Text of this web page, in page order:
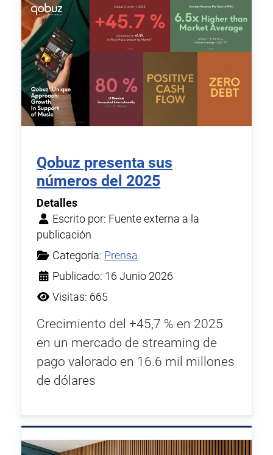
Qobuz presenta sus
números del 2025
Detalles
Escrito por: Fuente externa a la
publicación
Categoría: Prensa
Publicado: 16 Junio 2026
Visitas: 665
Crecimiento del +45,7 % en 2025
en un mercado de streaming de
pago valorado en 16.6 mil millones
de dólares